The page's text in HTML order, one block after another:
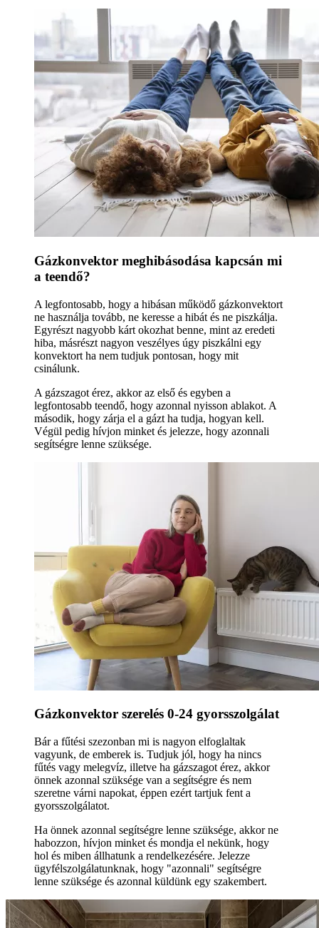
Gázkonvektor meghibásodása kapcsán mi
a teendő?
A legfontosabb, hogy a hibásan működő gázkonvektort
ne használja tovább, ne keresse a hibát és ne piszkálja.
Egyrészt nagyobb kárt okozhat benne, mint az eredeti
hiba, másrészt nagyon veszélyes úgy piszkálni egy
konvektort ha nem tudjuk pontosan, hogy mit
csinálunk.
A gázszagot érez, akkor az első és egyben a
legfontosabb teendő, hogy azonnal nyisson ablakot. A
második, hogy zárja el a gázt ha tudja, hogyan kell.
Végül pedig hívjon minket és jelezze, hogy azonnali
segítségre lenne szüksége.
Gázkonvektor szerelés 0-24 gyorsszolgálat
Bár a fűtési szezonban mi is nagyon elfoglaltak
vagyunk, de emberek is. Tudjuk jól, hogy ha nincs
fűtés vagy melegvíz, illetve ha gázszagot érez, akkor
önnek azonnal szüksége van a segítségre és nem
szeretne várni napokat, éppen ezért tartjuk fent a
gyorsszolgálatot.
Ha önnek azonnal segítségre lenne szüksége, akkor ne
habozzon, hívjon minket és mondja el nekünk, hogy
hol és miben állhatunk a rendelkezésére. Jelezze
ügyfélszolgálatunknak, hogy "azonnali" segítségre
lenne szüksége és azonnal küldünk egy szakembert.